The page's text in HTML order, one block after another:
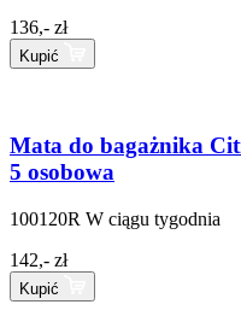
136,- zł
Kupić
Mata do bagażnika
5 osobowa
100120R W ciągu tygodnia
142,- zł
Kupić